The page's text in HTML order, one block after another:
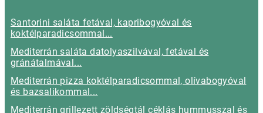
Santorini saláta fetával, kapribogyóval és
koktélparadicsommal...
Mediterrán saláta datolyaszilvával, fetával és
gránátalmával...
Mediterrán pizza koktélparadicsommal, olívabogyóval
és bazsalikommal...
Mediterrán grillezett zöldségtál céklás hummusszal és